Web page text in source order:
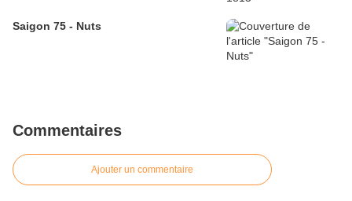
Saigon 75 - Nuts
Commentaires
Ajouter un commentaire